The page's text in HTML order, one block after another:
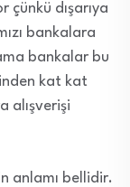
çünkü dışarıya
bankalara
bankalar bu
kat kat
alışverişi
anlamı bellidir.